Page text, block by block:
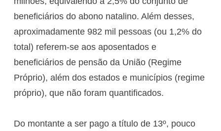
beneficiários do abono natalino. Além desses,
aproximadamente 982 mil pessoas (ou 1,2% do
total) referem-se aos aposentados e
beneficiários de pensão da União (Regime
Próprio), além dos estados e municípios (regime
próprio), que não foram quantificados.
Do montante a ser pago a título de 13º, pouco